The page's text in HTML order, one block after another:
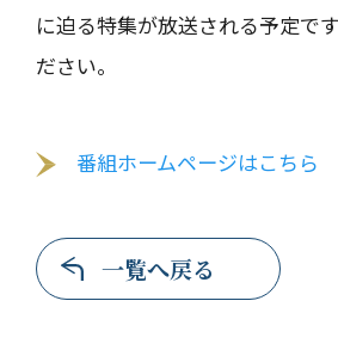
に迫る特集が放送される予定で
ださい。
番組ホームページはこちら
一覧へ戻る